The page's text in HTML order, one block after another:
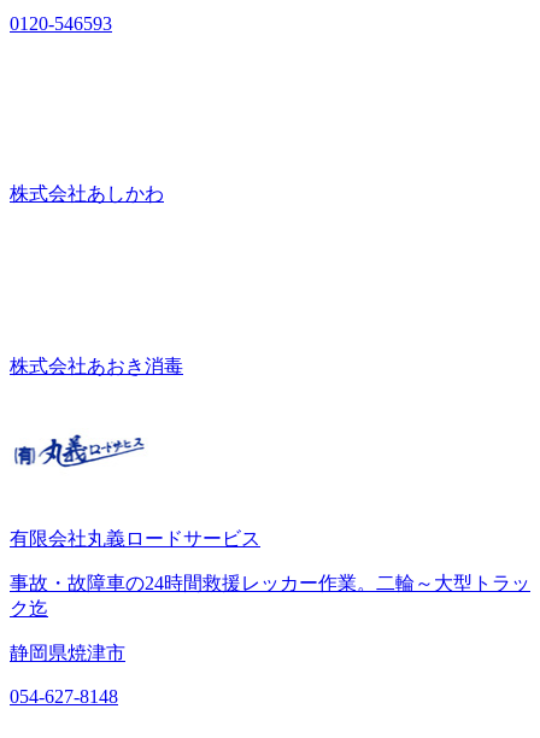
0120-546593
株式会社あしかわ
株式会社あおき消毒
有限会社丸義ロードサービス
事故・故障車の24時間救援レッカー作業。二輪～大型トラッ
ク迄
静岡県焼津市
054-627-8148